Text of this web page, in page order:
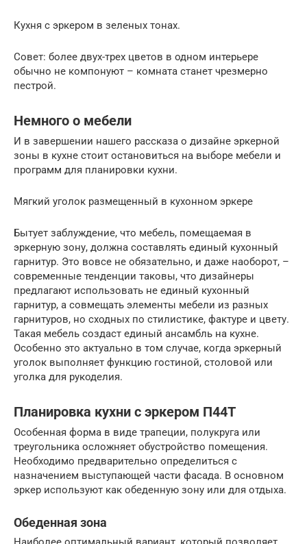
Кухня с эркером в зеленых тонах.
Совет: более двух-трех цветов в одном интерьере
обычно не компонуют – комната станет чрезмерно
пестрой.
Немного о мебели
И в завершении нашего рассказа о дизайне эркерной
зоны в кухне стоит остановиться на выборе мебели и
программ для планировки кухни.
Мягкий уголок размещенный в кухонном эркере
Бытует заблуждение, что мебель, помещаемая в
эркерную зону, должна составлять единый кухонный
гарнитур. Это вовсе не обязательно, и даже наоборот, –
современные тенденции таковы, что дизайнеры
предлагают использовать не единый кухонный
гарнитур, а совмещать элементы мебели из разных
гарнитуров, но сходных по стилистике, фактуре и цвету.
Такая мебель создаст единый ансамбль на кухне.
Особенно это актуально в том случае, когда эркерный
уголок выполняет функцию гостиной, столовой или
уголка для рукоделия.
Планировка кухни с эркером П44Т
Особенная форма в виде трапеции, полукруга или
треугольника осложняет обустройство помещения.
Необходимо предварительно определиться с
назначением выступающей части фасада. В основном
эркер используют как обеденную зону или для отдыха.
Обеденная зона